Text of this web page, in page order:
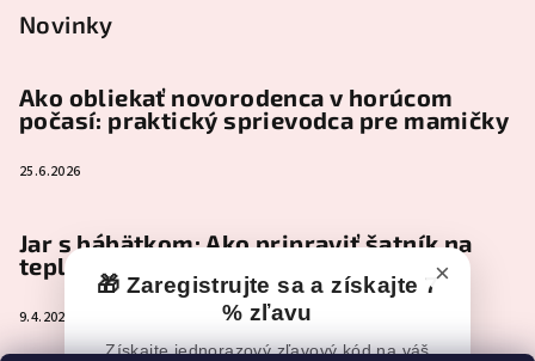
×
🎁 Zaregistrujte sa a získajte 7
% zľavu
Získajte jednorazový zľavový kód na váš
Novinky
Ako obliekať novorodenca v horúcom
počasí: praktický sprievodca pre mamičky
25.6.2026
Jar s bábätkom: Ako pripraviť šatník na
teplejšie dni
9.4.2026